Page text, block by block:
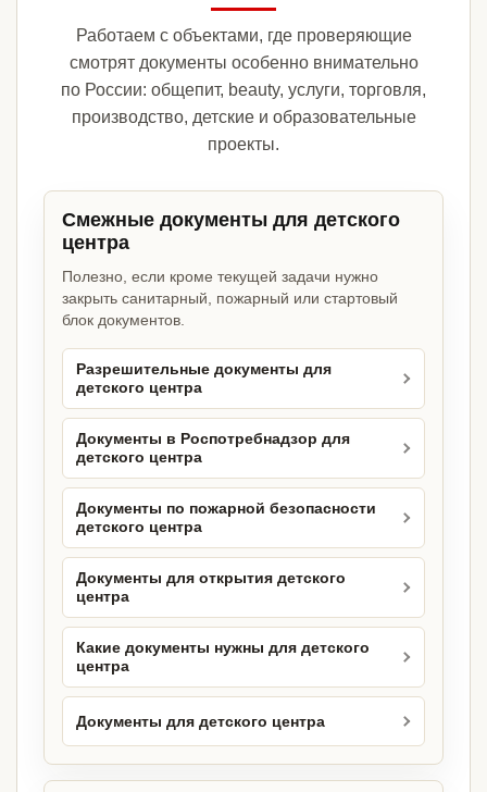
Работаем с объектами, где проверяющие
смотрят документы особенно внимательно
по России: общепит, beauty, услуги, торговля,
производство, детские и образовательные
проекты.
Смежные документы для детского
центра
Полезно, если кроме текущей задачи нужно
закрыть санитарный, пожарный или стартовый
блок документов.
Разрешительные документы для
детского центра
Документы в Роспотребнадзор для
детского центра
Документы по пожарной безопасности
детского центра
Документы для открытия детского
центра
Какие документы нужны для детского
центра
Документы для детского центра